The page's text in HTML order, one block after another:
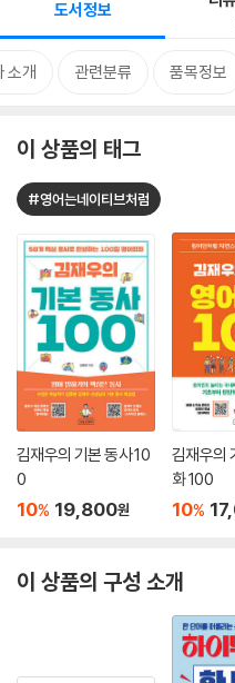
도서정보
소개 관련분류 품목정보
이 상품의 태그
#영어는네이티브처럼
김재우의 기본 동사 10
0
10% 19,800원
김재우의
화 100
10%
이 상품의 구성 소개